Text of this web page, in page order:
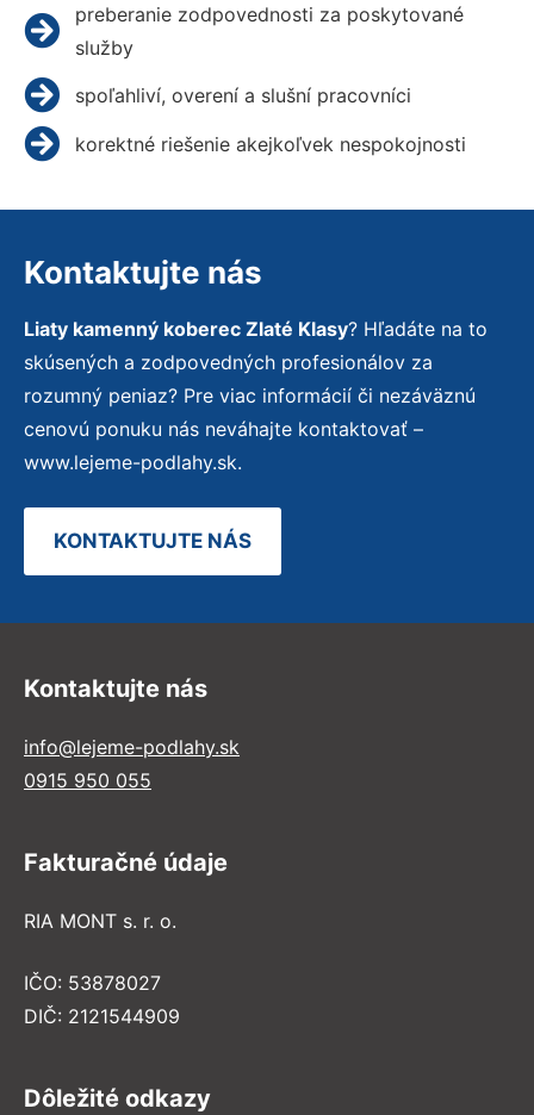
preberanie zodpovednosti za poskytované
služby
spoľahliví, overení a slušní pracovníci
korektné riešenie akejkoľvek nespokojnosti
Kontaktujte nás
Liaty kamenný koberec Zlaté Klasy? Hľadáte na to
skúsených a zodpovedných profesionálov za
rozumný peniaz? Pre viac informácií či nezáväznú
cenovú ponuku nás neváhajte kontaktovať –
www.lejeme-podlahy.sk.
KONTAKTUJTE NÁS
Kontaktujte nás
info@lejeme-podlahy.sk
0915 950 055
Fakturačné údaje
RIA MONT s. r. o.
IČO: 53878027
DIČ: 2121544909
Dôležité odkazy